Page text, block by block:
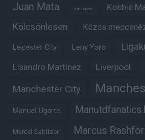
Juan Mata Karl Darlow Kobbie
Kölcsönlesen Közös
Leicester City Leny Yoro
Lisandro Martinez Liverpool
Manchester City
Manuel Ugarte
Marcel Sabitzer Marcus